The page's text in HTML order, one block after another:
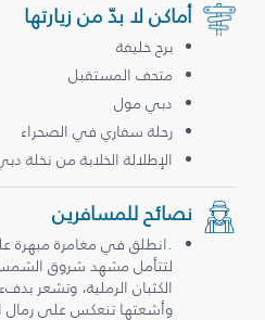
أماكن لا بدّ من زيارتها
برج خليفة
متحف المستقبل
دبي مول
رحلة سفاري في الصحراء
الإطلالة الخلابة من نخلة
نصائح للمسافرين
.انطلق في مغامرة مبهرة
لتتأمل مشهد شروق
الكثبان الرملية، وتشعر
وأشعتها تنعكس على رمال